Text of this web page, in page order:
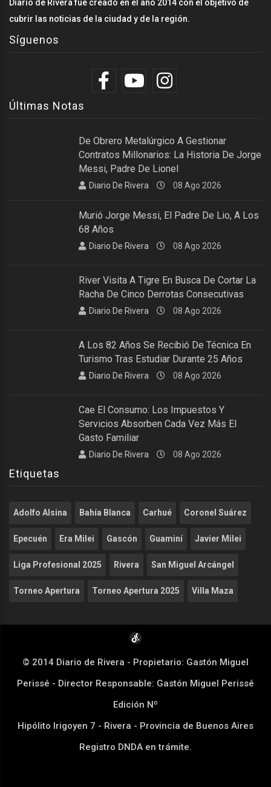
Diario de Rivera fué creado en el año 2014 con el objetivo de
cubrir las noticias de la ciudad y de la región.
Síguenos
Últimas Notas
De Obrero Metalúrgico A Gestionar
Contratos Millonarios: La Historia De Jorge
Messi, Padre De Lionel
Diario De Rivera 08 Ago 2026
Murió Jorge Messi, El Padre De Lio, A Los
68 Años
Diario De Rivera 08 Ago 2026
River Visita A Tigre En Busca De Cortar La
Racha De Cinco Derrotas Consecutivas
Diario De Rivera 08 Ago 2026
A Los 82 Años Se Recibió De Técnica En
Turismo Tras Estudiar Durante 25 Años
Diario De Rivera 08 Ago 2026
Cae El Consumo: Los Impuestos Y
Servicios Absorben Cada Vez Más El
Gasto Familiar
Diario De Rivera 08 Ago 2026
Etiquetas
Adolfo Alsina Bahía Blanca Carhué Coronel Suárez
Epecuén Era Milei Gascón Guaminí Javier Milei
Liga Profesional 2025 Rivera San Miguel Arcángel
Torneo Apertura Torneo Apertura 2025 Villa Maza
© 2014 Diario de Rivera - Propietario: Gastón Miguel
Perissé - Director Responsable: Gastón Miguel Perissé
Edición Nº
Hipólito Irigoyen 7 - Rivera - Provincia de Buenos Aires
Registro DNDA en trámite.